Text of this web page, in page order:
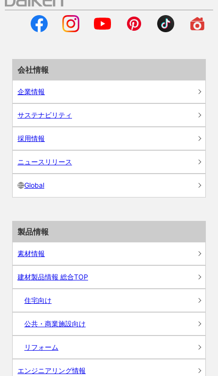
会社情報
企業情報
サステナビリティ
採用情報
ニュースリリース
Global
製品情報
素材情報
建材製品情報 総合TOP
住宅向け
公共・商業施設向け
リフォーム
エンジニアリング情報